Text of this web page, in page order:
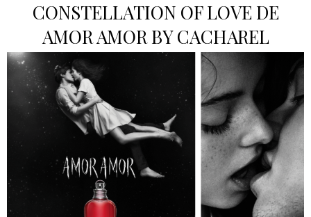
CONSTELLATION OF LOVE DE
AMOR AMOR BY CACHAREL